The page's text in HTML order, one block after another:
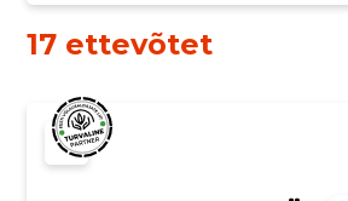
17 ettevõtet